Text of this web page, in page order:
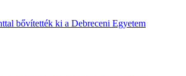
bővítették ki a Debreceni Egyetem